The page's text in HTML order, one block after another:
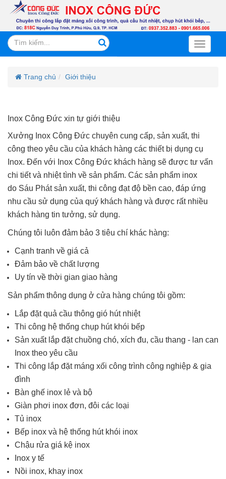
Toggle
Search
Trang chủ Giới thiệu
Inox Công Đức xin tự giới thiệu
Xưởng Inox Công Đức chuyên cung cấp, sản xuất, thi
công theo yêu cầu của khách hàng các thiết bị dụng cụ
Inox. Đến với Inox Công Đức khách hàng sẽ được tư vấn
chi tiết và nhiệt tình về sản phẩm. Các sản phẩm inox
do Sáu Phát sản xuất, thi công đạt độ bền cao, đáp ứng
nhu cầu sử dụng của quý khách hàng và được rất nhiều
khách hàng tin tưởng, sử dụng.
Chúng tôi luôn đảm bảo 3 tiêu chí khác hàng:
Cạnh tranh về giá cả
Đảm bảo về chất lượng
Uy tín về thời gian giao hàng
Sản phẩm thông dụng ở cửa hàng chúng tôi gồm:
Lắp đặt quả cầu thông gió hút nhiệt
Thi công hệ thống chụp hút khói bếp
Sản xuất lắp đặt chuồng chó, xích đu, cầu thang - lan can
Inox theo yêu cầu
Thi công lắp đặt máng xối công trình công nghiệp & gia
đình
Bàn ghế inox lẻ và bộ
Giàn phơi inox đơn, đôi các loại
Tủ inox
Bếp inox và hệ thống hút khói inox
Chậu rửa giá kệ inox
Inox y tế
Nồi inox, khay inox